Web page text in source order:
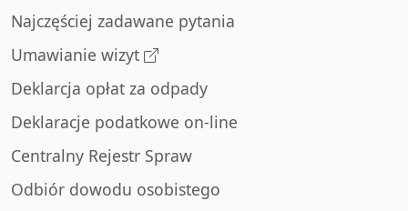
Najczęściej zadawane pytania
Umawianie wizyt
Deklarcja opłat za odpady
Deklaracje podatkowe on-line
Centralny Rejestr Spraw
Odbiór dowodu osobistego